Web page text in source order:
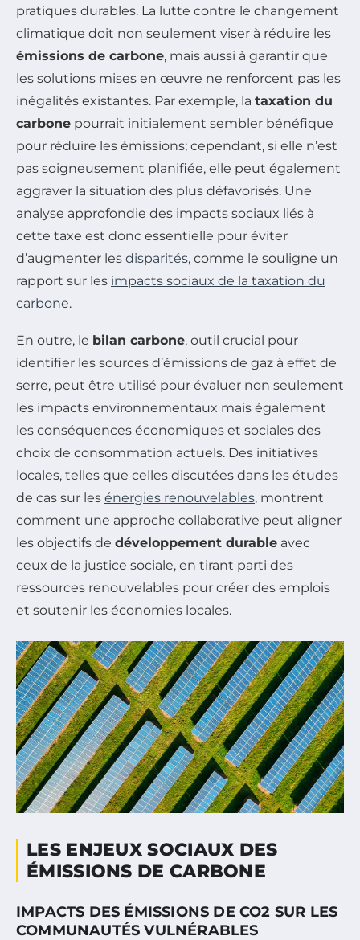
pratiques durables. La lutte contre le changement
climatique doit non seulement viser à réduire les
émissions de carbone, mais aussi à garantir que
les solutions mises en œuvre ne renforcent pas les
inégalités existantes. Par exemple, la taxation du
carbone pourrait initialement sembler bénéfique
pour réduire les émissions; cependant, si elle n’est
pas soigneusement planifiée, elle peut également
aggraver la situation des plus défavorisés. Une
analyse approfondie des impacts sociaux liés à
cette taxe est donc essentielle pour éviter
d’augmenter les disparités, comme le souligne un
rapport sur les impacts sociaux de la taxation du
carbone.
En outre, le bilan carbone, outil crucial pour
identifier les sources d’émissions de gaz à effet de
serre, peut être utilisé pour évaluer non seulement
les impacts environnementaux mais également
les conséquences économiques et sociales des
choix de consommation actuels. Des initiatives
locales, telles que celles discutées dans les études
de cas sur les énergies renouvelables, montrent
comment une approche collaborative peut aligner
les objectifs de développement durable avec
ceux de la justice sociale, en tirant parti des
ressources renouvelables pour créer des emplois
et soutenir les économies locales.
LES ENJEUX SOCIAUX DES
ÉMISSIONS DE CARBONE
IMPACTS DES ÉMISSIONS DE CO2 SUR LES
COMMUNAUTÉS VULNÉRABLES